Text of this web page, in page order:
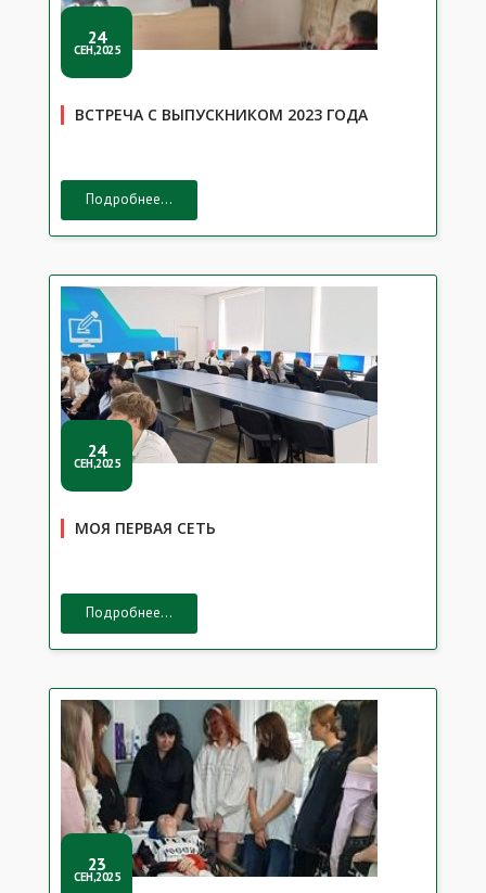
24
СЕН,2025
ВСТРЕЧА С ВЫПУСКНИКОМ 2023 ГОДА
Подробнее...
24
СЕН,2025
МОЯ ПЕРВАЯ СЕТЬ
Подробнее...
23
СЕН,2025